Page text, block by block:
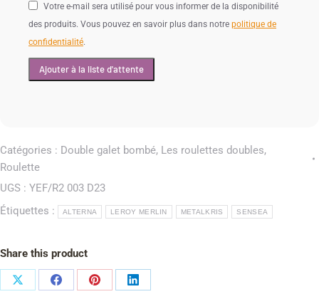
Votre e-mail sera utilisé pour vous informer de la disponibilité
des produits. Vous pouvez en savoir plus dans notre politique de
confidentialité.
Catégories : Double galet bombé, Les roulettes doubles,
Roulette
UGS : YEF/R2 003 D23
Étiquettes :
ALTERNA LEROY MERLIN METALKRIS SENSEA
Share this product